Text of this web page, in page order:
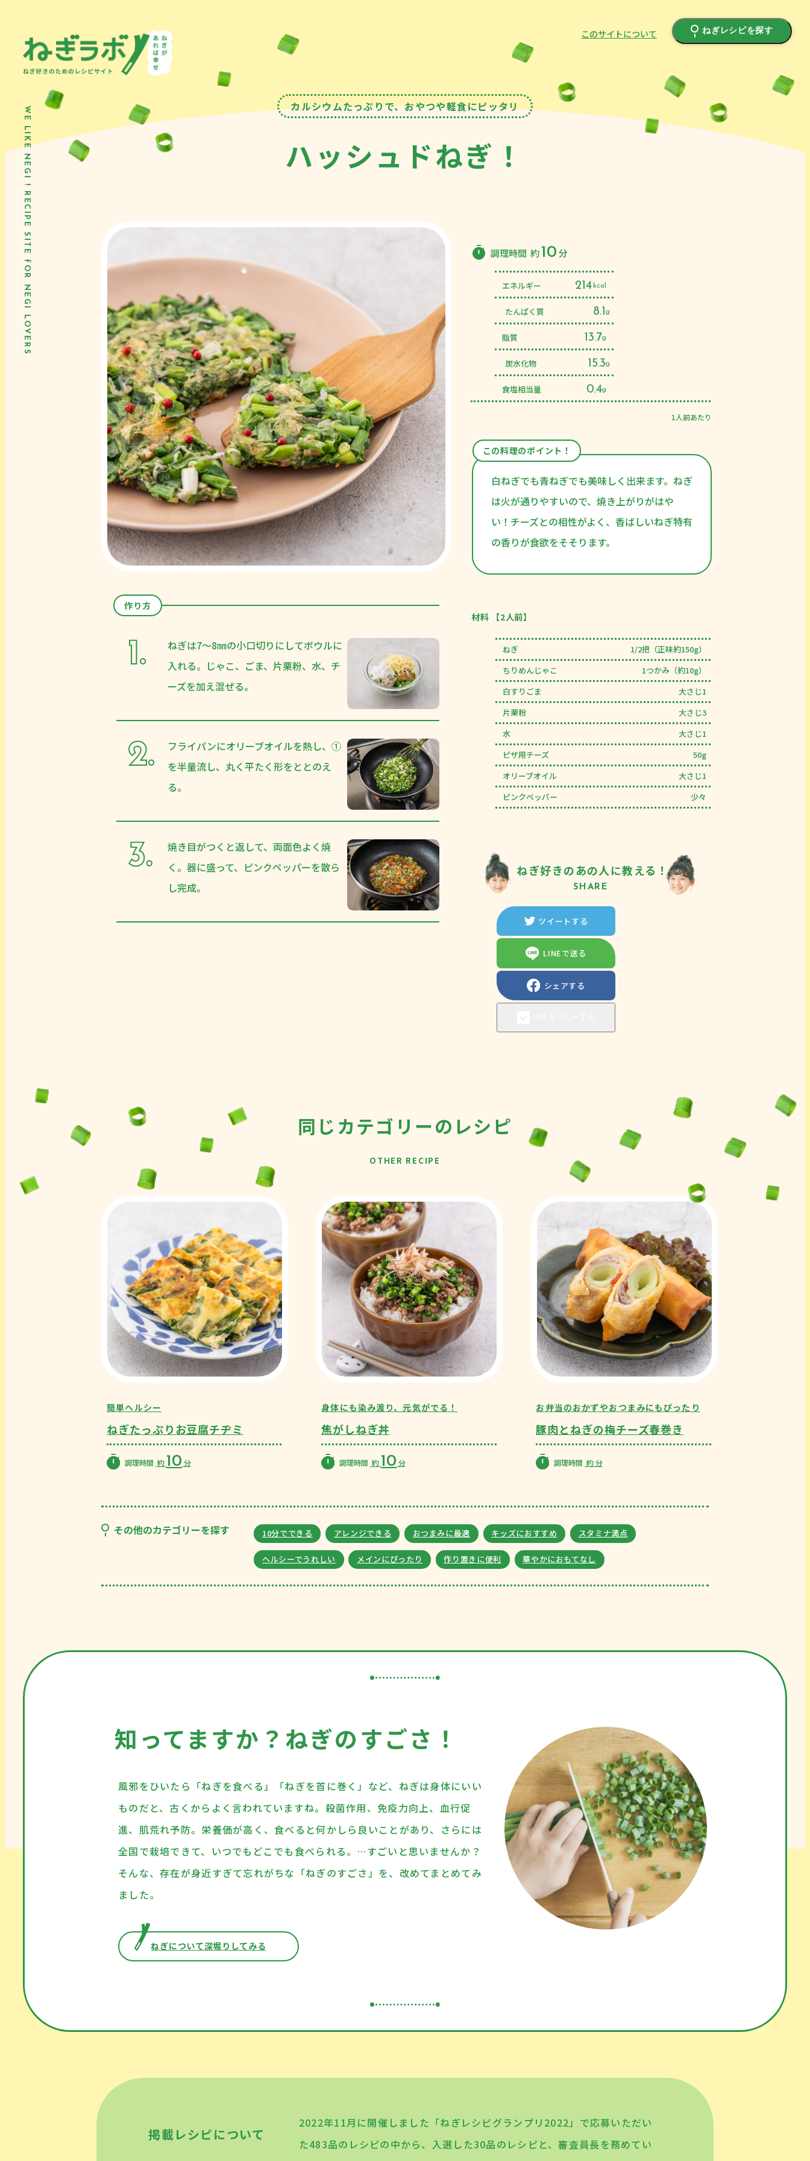
このサイトについて
WE LIKE NEGI ! RECIPE SITE fOR NEGI LOVERS カルシウムたっぷりで、おやつや軽食にピッタリ
ハッシュドねぎ！
調理時間 約 10分
エネルギー 214 kcal
たんぱく質 8.1 g
脂質 13.7g
炭水化物 15.3g
食塩相当量 0.4g
1人前あたり
この料理のポイント！
白ねぎでも青ねぎでも美味しく出来ます。ねぎ
は火が通りやすいので、焼き上がりがはや
い！チーズとの相性がよく、香ばしいねぎ特有
の香りが食欲をそそります。
材料 【2人前】
ねぎ
1/2把（正味約150g）
ちりめんじゃこ
1つかみ（約10g）
白すりごま
大さじ1
片栗粉
大さじ3
水
大さじ1
ピザ用チーズ
50g
オリーブオイル
大さじ1
ピンクペッパー
少々
作り方
ねぎは7～8㎜の小口切りにしてボウルに
入れる。じゃこ、ごま、片栗粉、水、チ
ーズを加え混ぜる。
フライパンにオリーブオイルを熱し、①
を半量流し、丸く平たく形をととのえ
る。
焼き目がつくと返して、両面色よく焼
く。器に盛って、ピンクペッパーを散ら
し完成。
ねぎ好きのあの人に教える！
SHARE
ツイー ト する
ツイートする
LINEで送る
LINEで送る
シェ アする
シェアする
同じカテゴリーのレシピ
OTHER RECIPE
簡単ヘルシー
ねぎたっぷりお豆腐チヂミ
調理時間 約 10 分
身体にも染み渡り、元気がでる！
焦がしねぎ丼
調理時間 約 10 分
お弁当のおかずやおつまみにもぴったり
豚肉とねぎの梅チーズ春巻き
調理時間 約分
その他のカテゴリーを探す 10分でできる アレンジできる おつまみに最適 キッズにおすすめ スタミナ満点
ヘルシーでうれしい メインにぴったり 作り置きに便利 華やかにおもてなし
知ってますか？ ねぎのすごさ！
風邪をひいたら「ねぎを食べる」「ねぎを首に巻く」など、ねぎは身体にいい
ものだと、古くからよく言われていますね。殺菌作用、免疫力向上、血行促
進、肌荒れ予防。栄養価が高く、食べると何かしら良いことがあり、さらには
全国で栽培できて、いつでもどこでも食べられる。…すごいと思いませんか？
そんな、存在が身近すぎて忘れがちな「ねぎのすごさ」を、改めてまとめてみ
ました。
ねぎについて深堀りしてみる
掲載レシピについて
2022年11月に開催しました「ねぎレシピグランプリ2022」で応募いただい
た483品のレシピの中から、入選した30品のレシピと、審査員長を務めてい
ねぎレシピを探す